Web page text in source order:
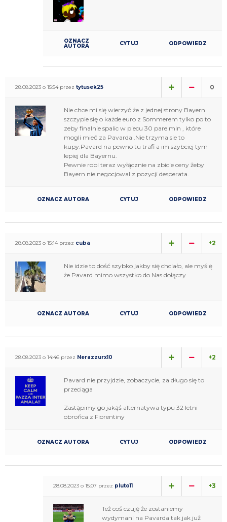
OZNACZ
AUTORA CYTUJ ODPOWIEDZ
28.08.2023 o 15:54 przez tytusek25 0
Nie chce mi się wierzyć że z jednej strony Bayern
szczypie się o każde euro z Sommerem tylko po to
zeby finalnie spalic w piecu 30 pare mln , które
mogli mieć za Pavarda .Nie trzyma sie to
kupy.Pavard na pewno tu trafi a im szybciej tym
lepiej dla Bayernu.
Pewnie robi teraz wyłącznie na zbicie ceny żeby
Bayern nie negocjowal z pozycji desperata.
OZNACZ AUTORA CYTUJ ODPOWIEDZ
28.08.2023 o 15:14 przez cuba +2
Nie idzie to dość szybko jakby się chciało, ale myślę
że Pavard mimo wszystko do Nas dołączy
OZNACZ AUTORA CYTUJ ODPOWIEDZ
28.08.2023 o 14:46 przez Nerazzurx10 +2
Pavard nie przyjdzie, zobaczycie, za długo się to
przeciąga
Zastąpimy go jakąś alternatywa typu 32 letni
obrońca z Fiorentiny
OZNACZ AUTORA CYTUJ ODPOWIEDZ
28.08.2023 o 15:07 przez pluto11 +3
Też coś czuję że zostaniemy
wydymani na Pavarda tak jak już